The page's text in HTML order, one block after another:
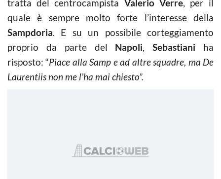
tratta del centrocampista Valerio Verre, per il
quale è sempre molto forte l’interesse della
Sampdoria. E su un possibile corteggiamento
proprio da parte del Napoli, Sebastiani ha
risposto: “Piace alla Samp e ad altre squadre, ma De
Laurentiis non me l’ha mai chiesto”.